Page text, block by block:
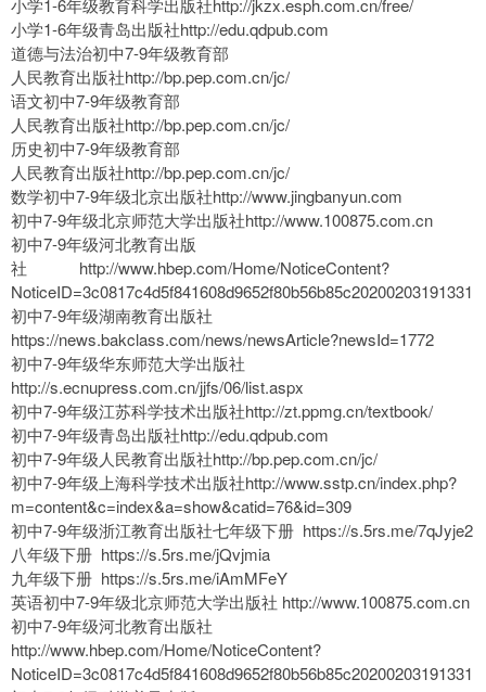
小学1-6年级教育科学出版社http://jkzx.esph.com.cn/free/
小学1-6年级青岛出版社http://edu.qdpub.com
道德与法治初中7-9年级教育部
人民教育出版社http://bp.pep.com.cn/jc/
语文初中7-9年级教育部
人民教育出版社http://bp.pep.com.cn/jc/
历史初中7-9年级教育部
人民教育出版社http://bp.pep.com.cn/jc/
数学初中7-9年级北京出版社http://www.jingbanyun.com
初中7-9年级北京师范大学出版社http://www.100875.com.cn
初中7-9年级河北教育出版
社 http://www.hbep.com/Home/NoticeContent?
NoticeID=3c0817c4d5f841608d9652f80b56b85c20200203191331
初中7-9年级湖南教育出版社
https://news.bakclass.com/news/newsArticle?newsId=1772
初中7-9年级华东师范大学出版社
http://s.ecnupress.com.cn/jjfs/06/list.aspx
初中7-9年级江苏科学技术出版社http://zt.ppmg.cn/textbook/
初中7-9年级青岛出版社http://edu.qdpub.com
初中7-9年级人民教育出版社http://bp.pep.com.cn/jc/
初中7-9年级上海科学技术出版社http://www.sstp.cn/index.php?
m=content&c=index&a=show&catid=76&id=309
初中7-9年级浙江教育出版社七年级下册 https://s.5rs.me/7qJyje2
八年级下册 https://s.5rs.me/jQvjmia
九年级下册 https://s.5rs.me/iAmMFeY
英语初中7-9年级北京师范大学出版社 http://www.100875.com.cn
初中7-9年级河北教育出版社
http://www.hbep.com/Home/NoticeContent?
NoticeID=3c0817c4d5f841608d9652f80b56b85c20200203191331